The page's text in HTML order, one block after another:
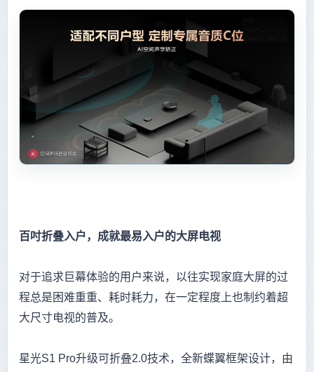
百吋折叠入户，成就最易入户的大屏电视
对于追求巨幕体验的用户来说，以往实现家庭大屏的过
程总是困难重重、耗时耗力，在一定程度上也制约着超
大尺寸电视的普及。
星光S1 Pro升级可折叠2.0技术，全新蝶翼框架设计，由